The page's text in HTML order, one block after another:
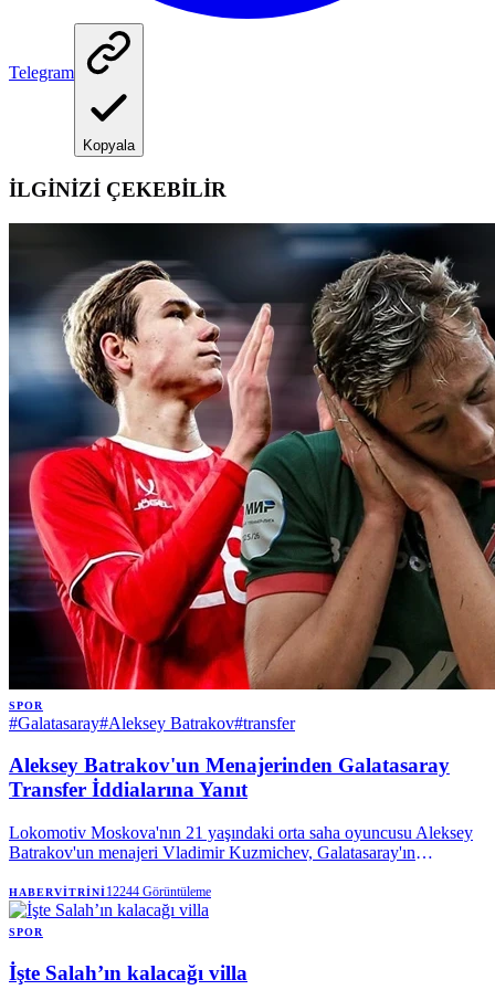
Telegram
Kopyala
İLGİNİZİ ÇEKEBİLİR
SPOR
#Galatasaray#Aleksey Batrakov#transfer
Aleksey Batrakov'un Menajerinden Galatasaray
Transfer İddialarına Yanıt
Lokomotiv Moskova'nın 21 yaşındaki orta saha oyuncusu Aleksey
Batrakov'un menajeri Vladimir Kuzmichev, Galatasaray'ın
teklif olmadığını, sadece bir niyet mektubu gönderildiğini belirterek,
transfer komisyonu iddialarını yalanladı.
HABERVITRINI12244 Görüntüleme
SPOR
İşte Salah’ın kalacağı villa